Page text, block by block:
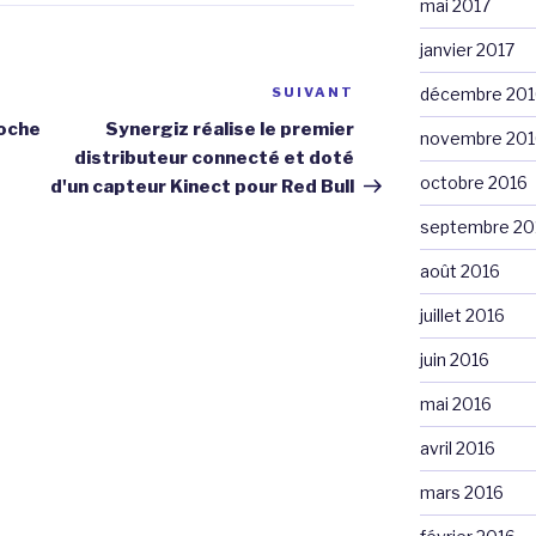
Article
suivant
SUIVANT
Synergiz réalise le premier
distributeur connecté et doté
d'un capteur Kinect pour Red Bull
mai 2017
janvier 2017
décembre
novembre
octobre 2016
septembre
août 2016
juillet 2016
juin 2016
mai 2016
avril 2016
mars 2016